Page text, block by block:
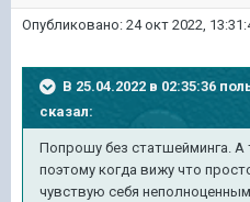
Опубликовано: 24 окт 2022,
В 25.04.2022 в 02:35:36
сказал:
Попрошу без статшейминга. А
поэтому когда вижу что
чувствую себя